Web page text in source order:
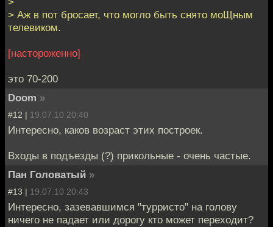
> Аж в пот бросает, что могло быть снято моЩным
телевиком.
[настороженно]
это 70-200
Doom »
#12 | 19.07.10 20:40
Интересно, каков возраст этих построек.
Входы в подъезды (?) прикольные - очень частые.
Пан Головатый »
#13 | 19.07.10 20:43
Интересно, зазевавшимся "турристо" на голову
ничего не падает или дорогу кто может переходит?